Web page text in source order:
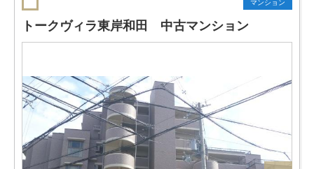
マンション
トークヴィラ東岸和田 中古マンション